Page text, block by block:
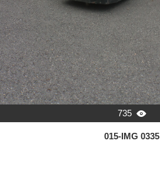
735 
015-IMG 0335